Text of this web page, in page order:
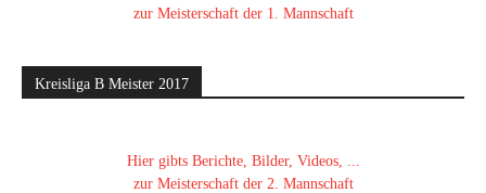
zur Meisterschaft der 1. Mannschaft
Kreisliga B Meister 2017
Hier gibts Berichte, Bilder, Videos, ...
zur Meisterschaft der 2. Mannschaft